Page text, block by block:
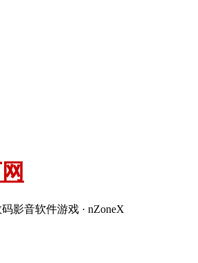
影音软件游戏 · nZoneX